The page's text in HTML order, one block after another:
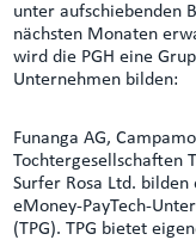
unter aufschiebenden
nächsten Monaten
wird die PGH eine
Unternehmen bilden:
Funanga AG,
Tochtergesellschaften
Surfer Rosa Ltd.
eMoney-PayTech-
(TPG). TPG bietet